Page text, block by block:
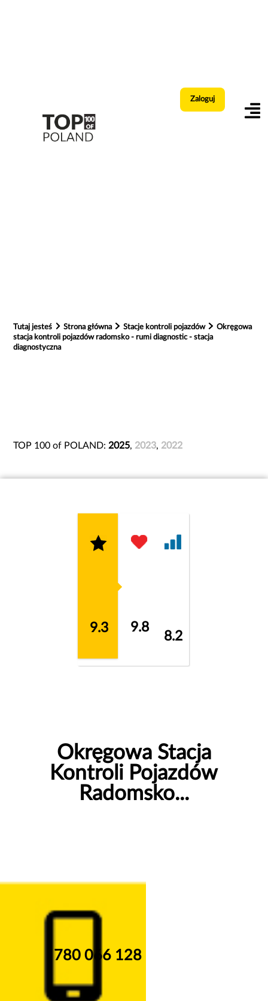
Zaloguj
Tutaj jesteś Strona główna Stacje kontroli pojazdów
Okręgowa
stacja kontroli pojazdów radomsko - rumi diagnostic - stacja
diagnostyczna
TOP 100 of POLAND:2025, 2023, 2022
9.3 9.8
8.2
Okręgowa Stacja
Kontroli Pojazdów
Radomsko...
780 066 128